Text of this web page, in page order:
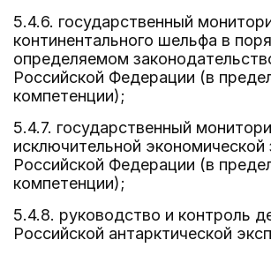
5.4.6. государственный
континентального шельфа в
определяемом
Российской Федерации (в
компетенции);
5.4.7. государственный
исключительной экономической
Российской Федерации (в
компетенции);
5.4.8. руководство и контроль
Российской антарктической